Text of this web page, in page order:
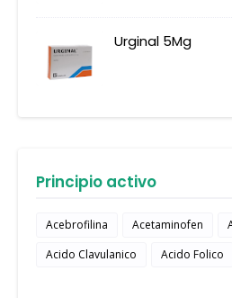
Urginal 5Mg
Principio activo
Acebrofilina Acetaminofen
Acido Clavulanico
Acido Folico